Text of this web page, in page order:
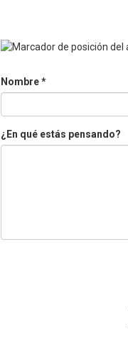
Nombre*
¿En qué estás pensando?